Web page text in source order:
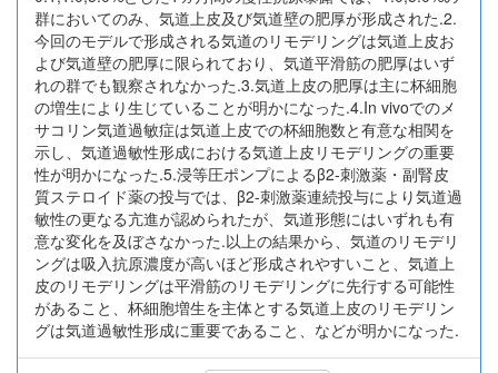
群においてのみ、気道上皮及び気道壁の肥厚が形成された.2.
今回のモデルで形成される気道のリモデリングは気道上皮お
よび気道壁の肥厚に限られており、気道平滑筋の肥厚はいず
れの群でも観察されなかった.3.気道上皮の肥厚は主に杯細胞
の増生により生じていることが明かになった.4.In vivoでのメ
サコリン気道過敏症は気道上皮での杯細胞数と有意な相関を
示し、気道過敏性形成における気道上皮リモデリングの重要
性が明かになった.5.浸等圧ポンプによるβ2-刺激薬・副腎皮
質ステロイド薬の投与では、β2-刺激薬連続投与により気道過
敏性の更なる亢進が認められたが、気道形態にはいずれも有
意な変化を及ぼさなかった.以上の結果から、気道のリモデリ
ングは吸入抗原濃度が高いほど形成されやすいこと、気道上
皮のリモデリングは平滑筋のリモデリングに先行する可能性
があること、杯細胞増生を主体とする気道上皮のリモデリン
グは気道過敏性形成に重要であること、などが明かになった.